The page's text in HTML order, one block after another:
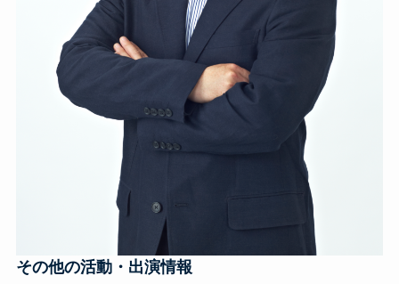
その他の活動・出演情報